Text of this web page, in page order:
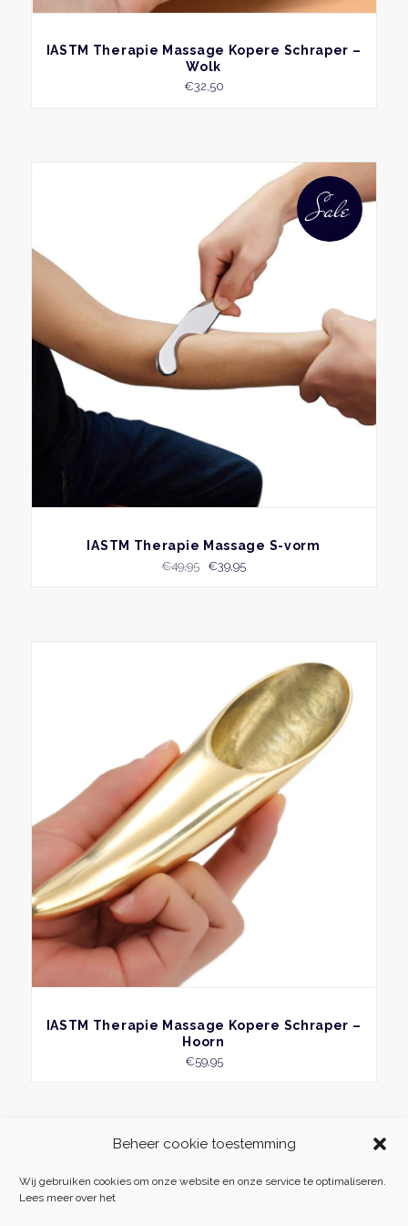
Beheer cookie toestemming
Wij gebruiken cookies om onze website en onze service te optimaliseren.
Lees meer over het
BEKIJK
IASTM Therapie Massage Kopere Schraper –
Wolk
€32,50
BEKIJK
Sale
IASTM Therapie Massage S-vorm
€49,95
Oorspronkelijke
€39,95Huidige
BEKIJK
IASTM Therapie Massage Kopere Schraper –
Hoorn
€59,95